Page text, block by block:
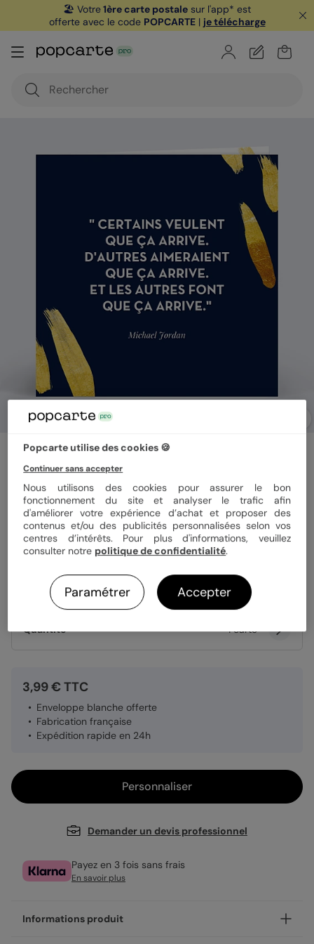
🏖️ Votre1ère carte postale sur l'app* est
offerte avec le code POPCARTE| je télécharge
Carte de bienvenue
Citation Encouragements
5(1avis)
Format 14x14 cm plié
Papier Papier Satiné
Quantité 1 carte
3,99 € TTC
Enveloppe blanche offerte
Fabrication française
Expédition rapide en 24h
Personnaliser
Demander un devis professionnel
Payez en 3 fois sans frais
En savoir plus
Informations produit
Popcarte utilise des cookies 🍪
Continuer sans accepter
Nous utilisons des cookies pour assurer le bon
fonctionnement du site et analyser le trafic afin
d'améliorer votre expérience d’achat et proposer des
contenus et/ou des publicités personnalisées selon vos
centres d’intérêts. Pour plus d'informations, veuillez
consulter notre politique de confidentialité.
Paramétrer Accepter